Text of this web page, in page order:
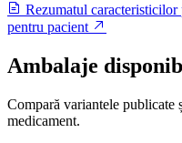
Rezumatul
pentru pacient
Ambalaje
Compară variantele publicate
medicament.